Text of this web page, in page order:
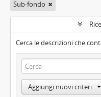
Sub-fondo
Cerca le descrizioni che
Aggiungi nuovi criteri